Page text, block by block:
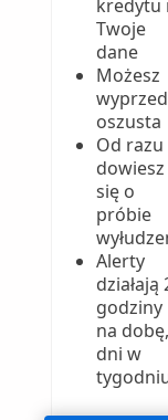
kredytu
Twoje
dane
Możesz
oszusta
Od razu
dowiesz
się o
próbie
Alerty
działają
godziny
na
dni w